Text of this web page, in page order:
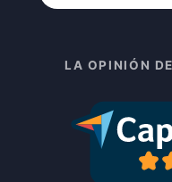
LA OPINIÓN